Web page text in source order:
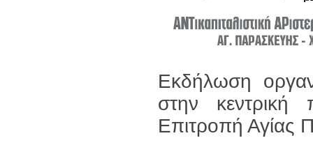
Εκδήλωση
στην κεντρική
Επιτροπή Αγίας